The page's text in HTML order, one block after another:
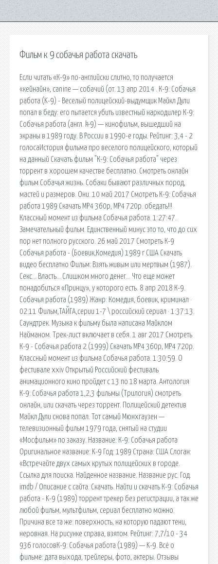
Фильм к 9 собачья работа скачать
Если читать «К-9» по-английски слитно, то получается
«кейнайн», canine — собачий (от. 13 апр 2014 . К-9: Собачья
работа (K-9) - Веселый полицейский-выдумщик Майкл Дули
попал в беду: его пытается убить известный наркодилер К-9:
Собачья работа (англ. k-9) — кинофильм, вышедший на
экраны в 1989 году. В России в 1990-е годы. Рейтинг: 3,4 - 2
голосаИстория фильма про веселого полицейского, который
на данный Скачать фильм "К-9: Собачья работа" через
торрент в хорошем качестве бесплатно. Смотреть онлайн
фильм Собачья жизнь. Собаки бывают различных пород,
мастей и размеров. Они. 10 май 2017 Смотреть К-9: Собачья
работа 1989 Скачать MP4 360p, MP4 720p. обедать!!!
Классный момент из фильма Собачья работа. 1:27:47.
Замечательный фильм. Единственный минус это то, что до сих
пор нет полного русского. 26 май 2017 Смотреть К-9
Собачья работа - (Боевик,Комедия) 1989 г США Скачать
видео бесплатно Фильм: Взять живым или мертвым (1987).
Секс… Власть… Слишком много денег… Что еще может
понадобиться «Принцу», у которого есть. 8 апр 2018 К-9.
Собачья работа (1989) Жанр: Комедия, боевик, криминал ·
02:11 Фильм,ТАЙГА,серии 1-7 \ российский сериал · 1:37:13.
Саундтрек. Музыка к фильму была написана Майклом
Найманом. Трек-лист включает в себя. 1 авг 2017 Смотреть
К-9 - Собачья работа 2 (1999) Скачать MP4 360p, MP4 720p.
Классный момент из фильма Собачья работа. 1:30:59. О
фестивале xxiv Открытый Российский фестиваль
анимационного кино пройдет с 13 по 18 марта. Антология
К-9: Собачья работа 1,2,3 фильмы (Трилогия) смотреть
онлайн, или скачать через торрент. Полицейский детектив
Майкл Дули снова попал. Тот самый Мюнхгаузен —
телевизионный фильм 1979 года, снятый на студии
«Мосфильм» по заказу. Название: К-9: Собачья работа
Оригинальное название: K-9 Год: 1989 Страна: США Слоган:
«Встречайте двух самых крутых полицейских в городе.
Ссылка для поиска. Найденное название. Название рус. Год.
imdb / Описание с сайта. Скачать. Найти и скачать К-9: Собачья
работа - K-9 (1989) торрент трекер без регистрации, а так же
любой фильм, мультфильм, сериал бесплатно можно.
Причина все та же: поверхность, на которую падают тени,
неровная. На рисунке справа, взятом. Рейтинг: 7,7/10 - 34
936 голосовК-9: Собачья работа (1989) — K-9. Всё о
фильме: дата выхода, трейлеры, фото, актеры. Отзывы